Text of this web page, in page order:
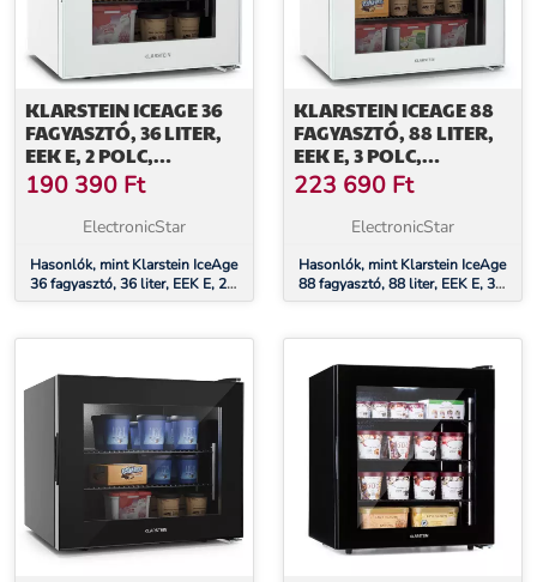
KLARSTEIN ICEAGE 36
FAGYASZTÓ, 36 LITER,
EEK E, 2 POLC,
TERMOSZTÁT, ÜVEG
ELŐLAP
190 390 Ft
ElectronicStar
Hasonlók, mint Klarstein IceAge
36 fagyasztó, 36 liter, EEK E, 2
polc, termosztát, üveg előlap
KLARSTEIN ICEAGE 88
FAGYASZTÓ, 88 LITER,
EEK E, 3 POLC,
TERMOSZTÁT, ÜVEG
ELŐLAP
223 690 Ft
ElectronicStar
Hasonlók, mint Klarstein IceAge
88 fagyasztó, 88 liter, EEK E, 3
polc, termosztát, üveg előlap